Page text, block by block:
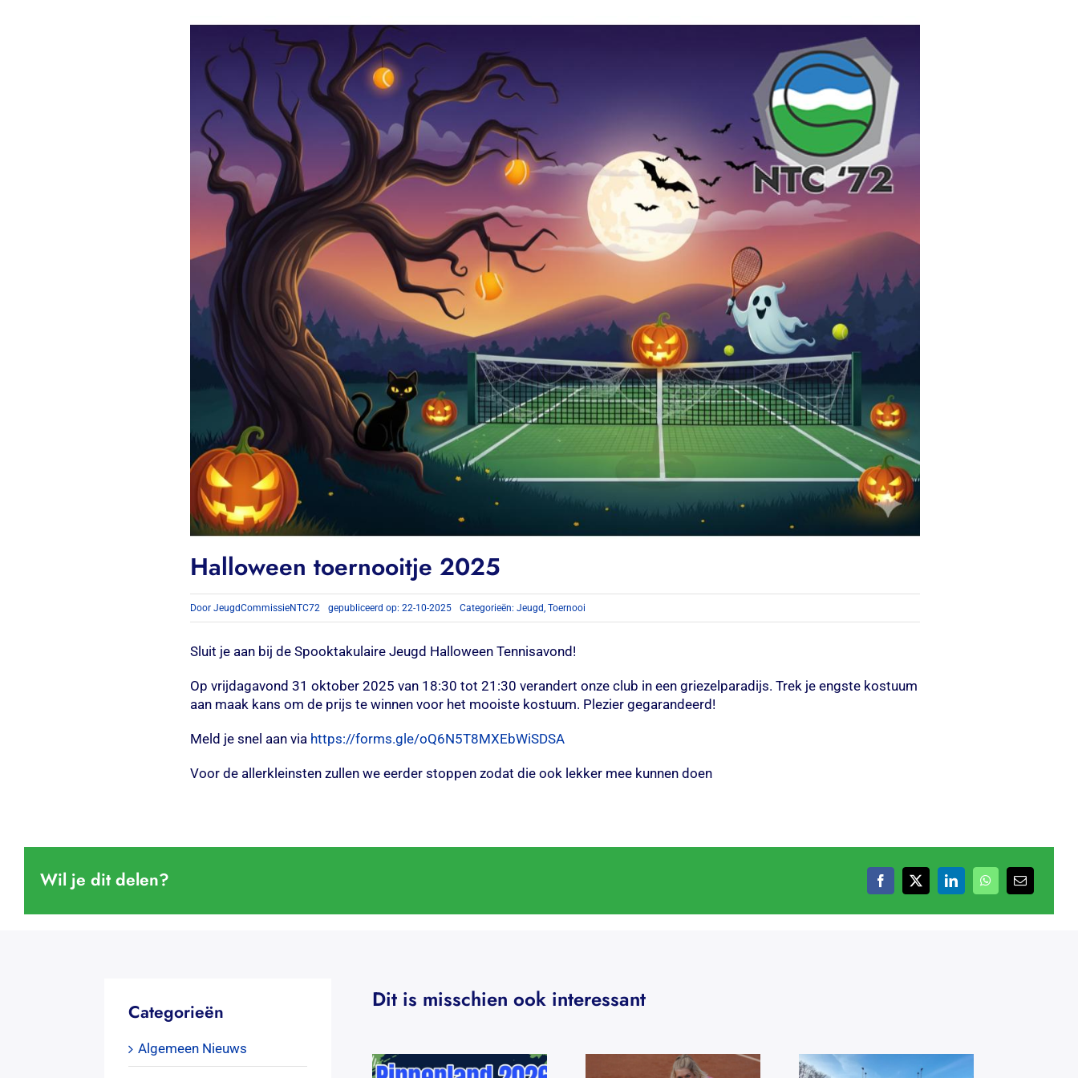
Halloween toernooitje 2025
DoorJeugdCommissieNTC72 gepubliceerd op: 22-10-2025 Categorieën:Jeugd,Toernooi
Sluit je aan bij de Spooktakulaire Jeugd Halloween Tennisavond!
Op vrijdagavond 31 oktober 2025 van 18:30 tot 21:30 verandert onze club in een griezelparadijs. Trek je engste kostuum
aan maak kans om de prijs te winnen voor het mooiste kostuum. Plezier gegarandeerd!
Meld je snel aan via https://forms.gle/oQ6N5T8MXEbWiSDSA
Voor de allerkleinsten zullen we eerder stoppen zodat die ook lekker mee kunnen doen
Wil je dit delen?
Categorieën
Algemeen Nieuws
Dit is misschien ook interessant